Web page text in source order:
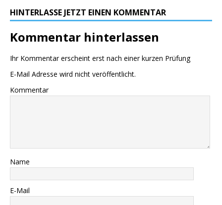
HINTERLASSE JETZT EINEN KOMMENTAR
Kommentar hinterlassen
Ihr Kommentar erscheint erst nach einer kurzen Prüfung
E-Mail Adresse wird nicht veröffentlicht.
Kommentar
Name
E-Mail